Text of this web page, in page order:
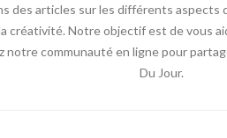
des articles sur les différents
créativité. Notre objectif est de vous
communauté en ligne pour
Du Jour.